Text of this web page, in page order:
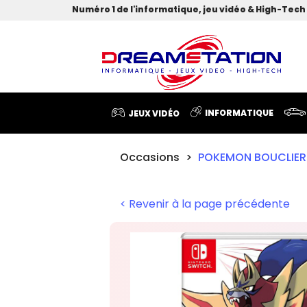
Numéro 1 de l'informatique, jeu vidéo & High-Tech
JEUX VIDÉO INFORMATIQUE
Occasions POKEMON
< Revenir à la page précédente